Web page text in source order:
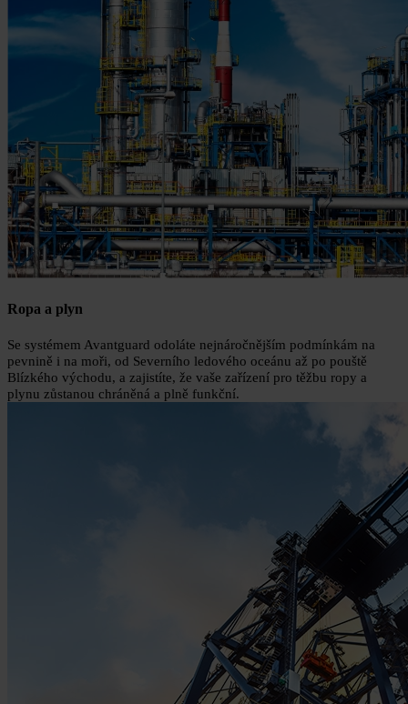
Ropa a plyn
Se systémem Avantguard odoláte nejnáročnějším podmínkám na
pevnině i na moři, od Severního ledového oceánu až po pouště
Blízkého východu, a zajistíte, že vaše zařízení pro těžbu ropy a
plynu zůstanou chráněná a plně funkční.